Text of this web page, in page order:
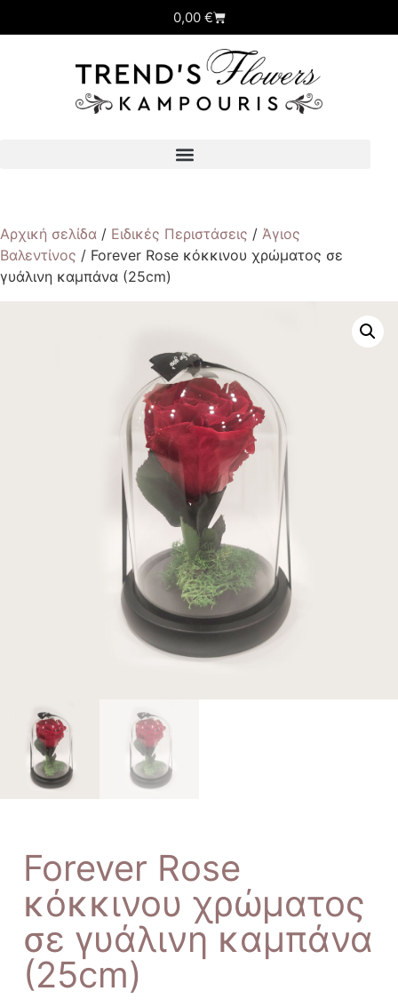
0,00 €
Αρχική σελίδα / Ειδικές Περιστάσεις / Άγιος
Βαλεντίνος / Forever Rose κόκκινου χρώματος σε
γυάλινη καμπάνα (25cm)
Forever Rose
κόκκινου χρώματος
σε γυάλινη καμπάνα
(25cm)